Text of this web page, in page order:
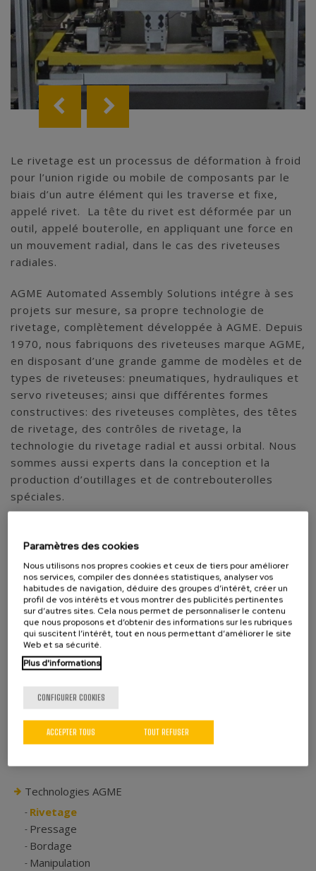
Le rivetage est un processus de déformation à froid
pour l’union rigide ou mobile de composants par le
biais d’un autre élément qui les traverse et fixe,
appelé rivet. La tête du rivet est déformée par un
outil, appelé bouterolle, en appliquant une force en
un mouvement radial, dans le cas des riveteuses
radiales.
AGME Automated Assembly Solutions intégre à ses
projets sur mesure, sa propre technologie de
rivetage, complètement développée à AGME. Depuis
1970, nous fabriquons des riveteuses marque AGME,
en disposant d’une grande gamme de modèles et de
types de riveteuses: pneumatiques, hydrauliques et
servo riveteuses; ainsi que différentes formes
constructives: des riveteuses complètes, des têtes
de rivetage, des contrôles de rivetage, la
technologie du rivetage radial et aussi orbital. Nous
sommes aussi experts dans la conception et la
production d’outillages et de contrebouterolles
spéciales.
de travail se base sur le mouvement planétaire qui
permet d’obtenir une tête à haute résistance de par
sa formation progressive, avec une distribution
adéquate des fibres qui fluent dans trois directions.
Toute machine de rivetage a des dimensions et des
coûts très inférieurs par rapport à d’autres
méthodes traditionnelles, comme une presse à
action directe, dans la mesure où les forces de
riveteuse sont inférieures d’environ 80%.
Technologies AGME
Rivetage
Pressage
Bordage
Manipulation
Paramètres des cookies
Nous utilisons nos propres cookies et ceux de tiers pour améliorer
nos services, compiler des données statistiques, analyser vos
habitudes de navigation, déduire des groupes d’intérêt, créer un
profil de vos intérêts et vous montrer des publicités pertinentes
sur d’autres sites. Cela nous permet de personnaliser le contenu
que nous proposons et d’obtenir des informations sur les rubriques
qui suscitent l’intérêt, tout en nous permettant d’améliorer le site
Web et sa sécurité.
Plus d'informations
CONFIGURER COOKIES
TOUT REFUSER
ACCEPTER TOUS